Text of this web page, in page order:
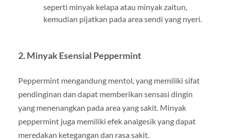
seperti minyak kelapa atau minyak zaitun,
kemudian pijatkan pada area sendi yang nyeri.
2. Minyak Esensial Peppermint
Peppermint mengandung mentol, yang memiliki sifat
pendinginan dan dapat memberikan sensasi dingin
yang menenangkan pada area yang sakit. Minyak
peppermint juga memiliki efek analgesik yang dapat
meredakan ketegangan dan rasa sakit.